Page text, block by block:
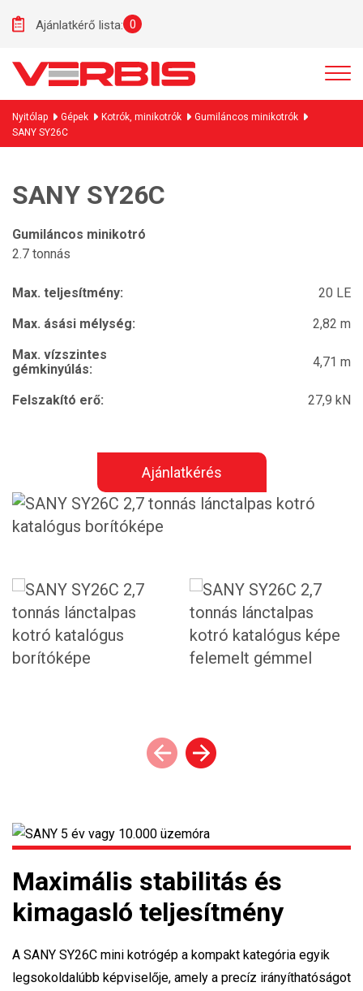
Ajánlatkérő lista: 0
Nyitólap Gépek Kotrók, minikotrók
Gumiláncos minikotrók
SANY SY26C
SANY SY26C
Gumiláncos minikotró
2.7 tonnás
Max. teljesítmény:
20 LE
Max. ásási mélység:
2,82 m
Max. vízszintes
gémkinyúlás:
4,71 m
Felszakító erő: 27,9 kN
Ajánlatkérés
Maximális stabilitás és
kimagasló teljesítmény
A SANY SY26C mini kotrógép a kompakt kategória egyik
legsokoldalúbb képviselője, amely a precíz irányíthatóságot